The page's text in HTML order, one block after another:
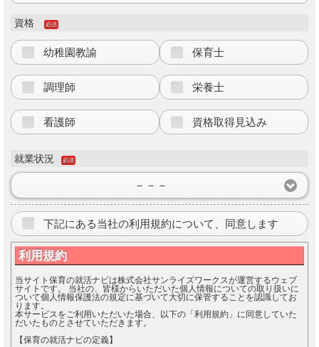
資格 必須
幼稚園教諭 保育士
調理師 栄養士
看護師 資格取得見込み
就業状況 必須
－－－
下記にある当社の利用規約について、同意します
利用規約
当サイト保育の就活ナビは株式会社サンライズワークスが運営するウェブ
サイトです。 当社の、皆様からいただいた個人情報についての取り扱いに
ついて個人情報保護法の規定に基づいて大切に保管することを認識してお
ります。
本サービスをご利用いただいた場合、以下の「利用規約」に同意していた
だいたものとさせていただきます。
【保育の就活ナビの定義】